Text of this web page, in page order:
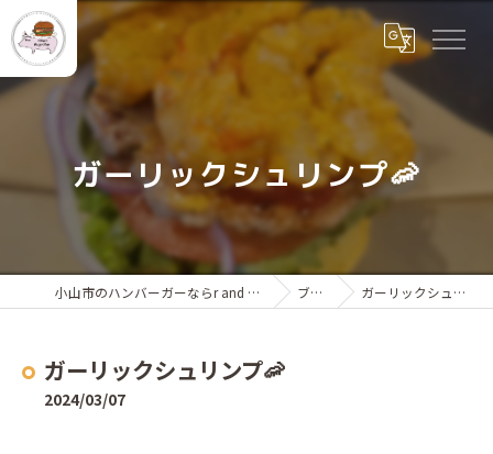
ガーリックシュリンプ🦐
小山市のハンバーガーならr and a Burger Shop ブログ ガーリックシュリンプ🦐
ガーリックシュリンプ🦐
2024/03/07